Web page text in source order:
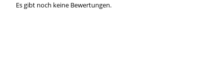
Es gibt noch keine Bewertungen.